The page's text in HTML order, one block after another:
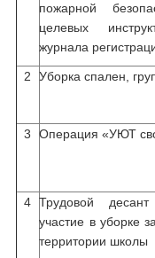
пожарной
целевых
журнала
2 Уборка спален,
3 Операция «УЮТ
4 Трудовой
участие в уборке
территории школы